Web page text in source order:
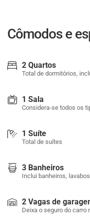
Cômodos e
2 Quartos
Total de dormitórios,
1 Sala
Considera-se todos os
1 Suíte
Total de suítes
3 Banheiros
Inclui banheiros,
2 Vagas de
Deixa o seguro do carro